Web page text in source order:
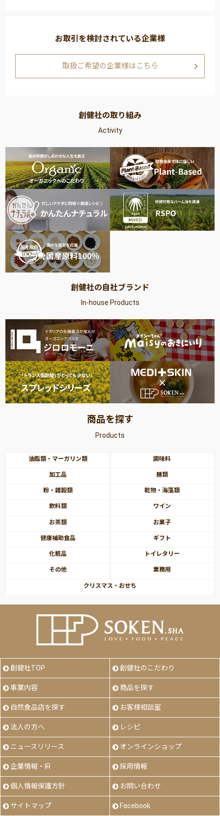
お取引を検討されている企業様
取扱ご希望の企業様はこちら
創健社の取り組み
Activity
創健社の自社ブランド
In-house Products
商品を探す
Products
油脂類・マーガリン類 調味料
加工品 麺類
粉・雑穀類 乾物・海藻類
飲料類 ワイン
お茶類 お菓子
健康補助食品 ギフト
化粧品 トイレタリー
その他 業務用
クリスマス・おせち
創健社TOP 創健社のこだわり
事業内容 商品を探す
自然食品店を探す お客様相談室
法人の方へ レシピ
ニュースリリース オンラインショップ
企業情報・IR 採用情報
個人情報保護方針 お問い合わせ
サイトマップ Facebook